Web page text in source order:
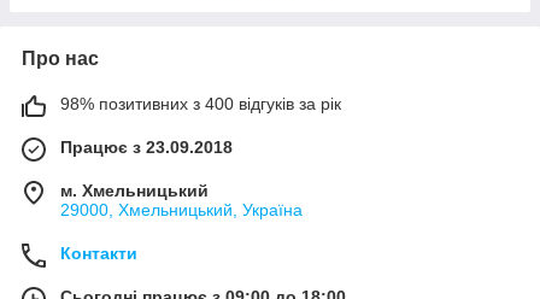
Про нас
98% позитивних з 400 відгуків за рік
Працює з 23.09.2018
м. Хмельницький
29000, Хмельницький, Україна
Контакти